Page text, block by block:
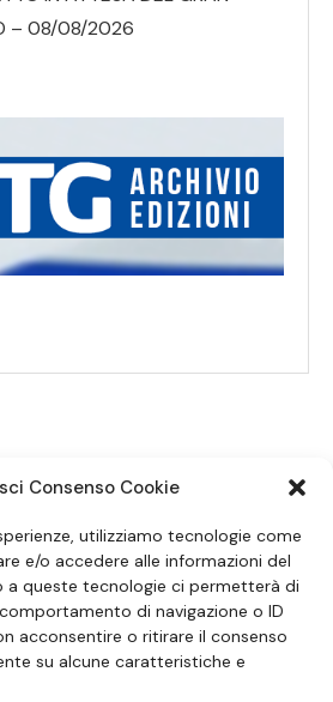
Consenso Cookie
utilizziamo tecnologie come
e/o accedere alle informazioni del
a queste tecnologie ci permetterà di
di navigazione o ID
acconsentire o ritirare il consenso
su alcune caratteristiche e
– 08/08/2026
SUI SOCIAL